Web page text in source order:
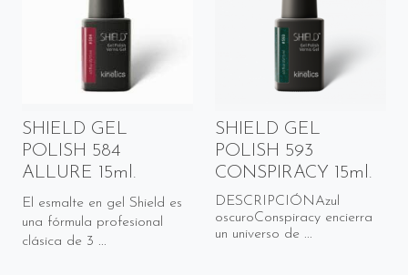
SHIELD GEL
POLISH 584
ALLURE 15ml.
El esmalte en gel Shield es
una fórmula profesional
clásica de 3 ...
SHIELD GEL
POLISH 593
CONSPIRACY 15ml.
DESCRIPCIÓNAzul
oscuroConspiracy encierra
un universo de ...